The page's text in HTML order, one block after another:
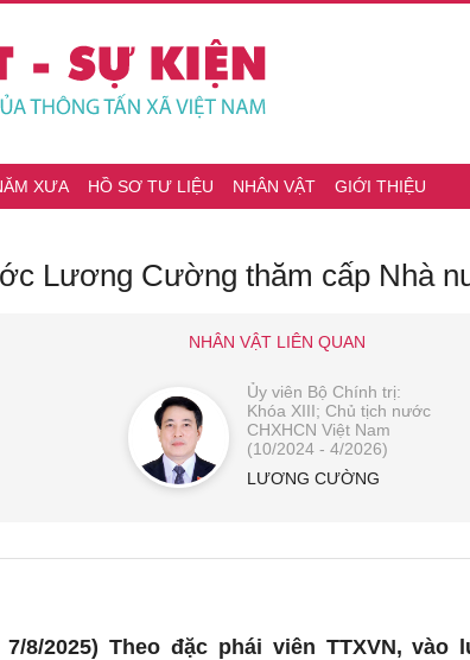
XƯA HỒ SƠ TƯ LIỆU NHÂN VẬT GIỚI THIỆU
Lương Cường thăm cấp Nhà
NHÂN VẬT LIÊN QUAN
Ủy viên Bộ Chính trị:
Khóa XIII; Chủ tịch nước
CHXHCN Việt Nam
(10/2024 - 4/2026)
LƯƠNG CƯỜNG
7/8/2025) Theo đặc phái viên TTXVN,